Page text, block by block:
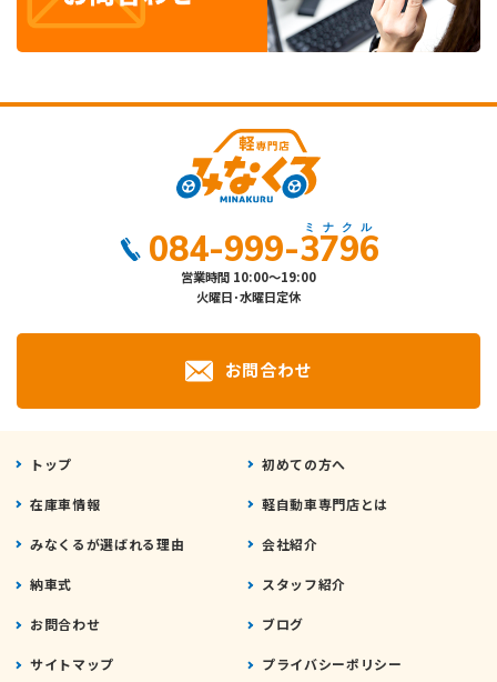
084-999-3796
営業時間 10:00～19:00
火曜日･水曜日定休
お問合わせ
トップ 初めての方へ
在庫車情報 軽自動車専門店とは
みなくるが選ばれる理由 会社紹介
納車式 スタッフ紹介
お問合わせ ブログ
サイトマップ プライバシーポリシー